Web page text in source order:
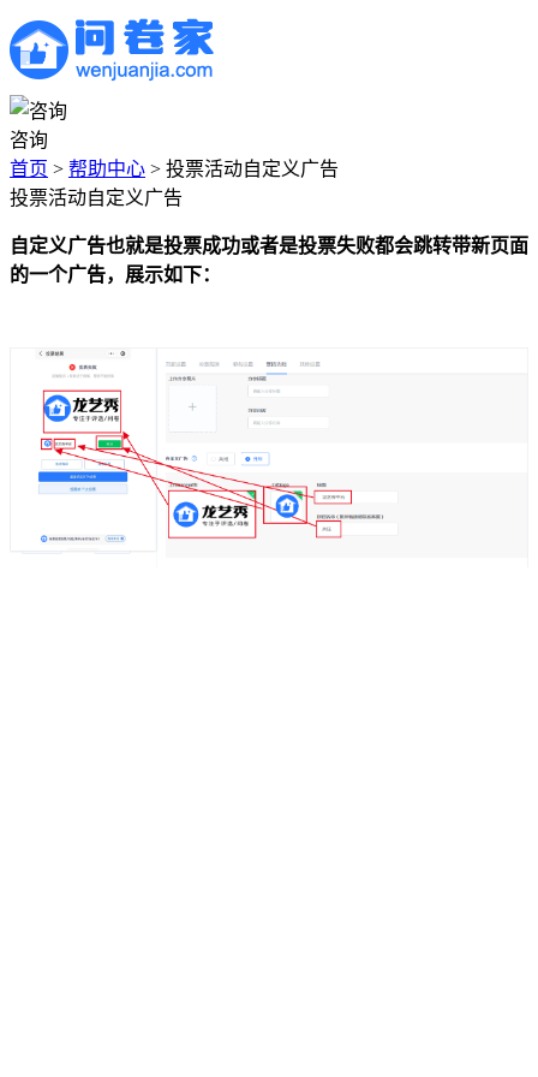
咨询
首页 > 帮助中心 > 投票活动自定义广告
投票活动自定义广告
自定义广告也就是投票成功或者是投票失败都会跳转带新页面
的一个广告，展示如下：